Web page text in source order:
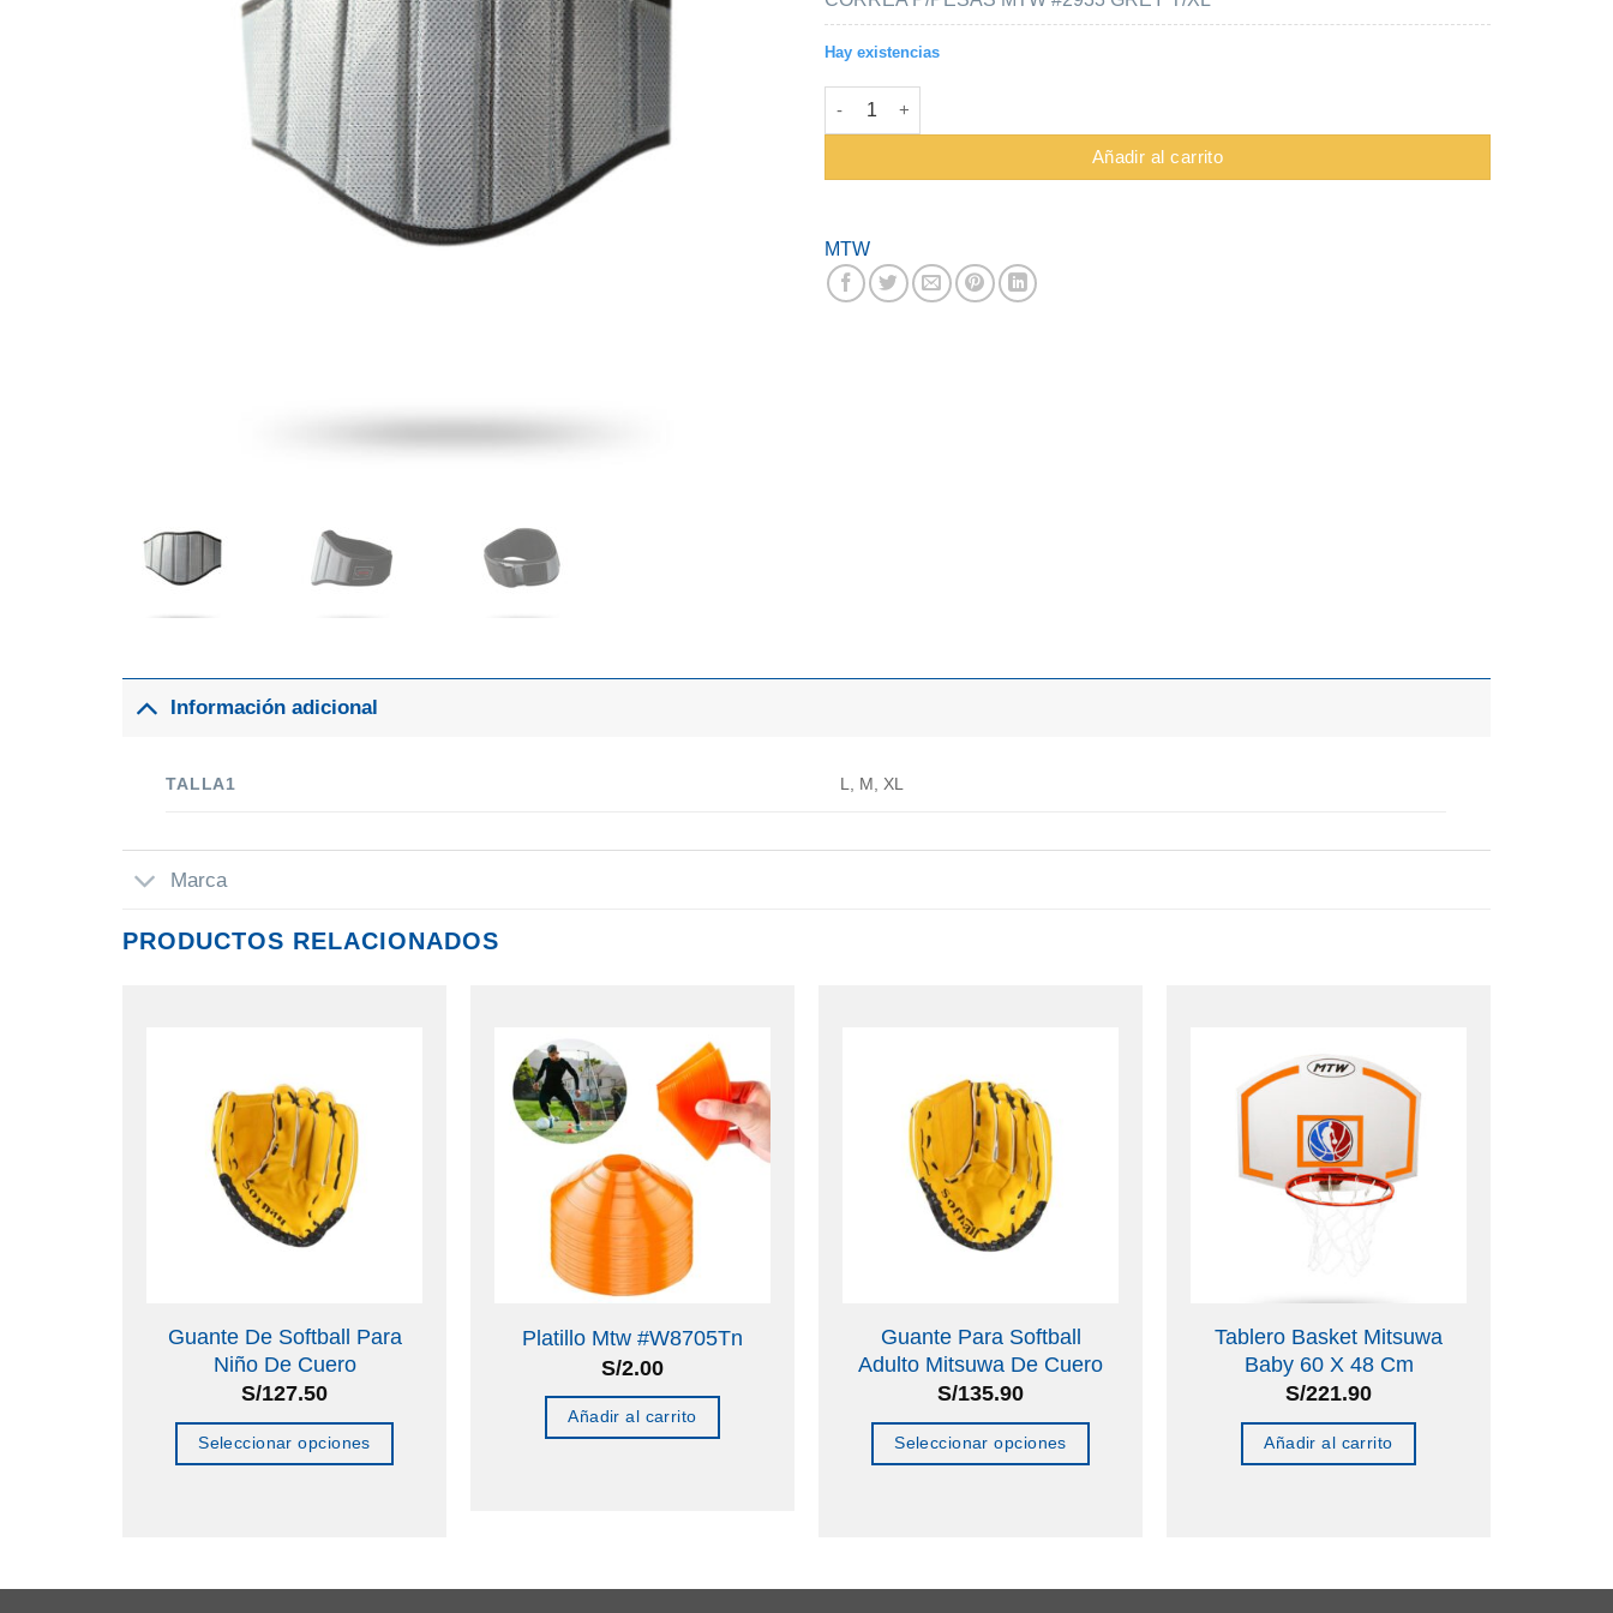
Hay existencias
Correa Para Pesas Mtw #2933 Gris cantidad
Añadir al carrito
MTW
Información adicional
TALLA1 L, M, XL
Marca
PRODUCTOS RELACIONADOS
Guante De Softball Para
Niño De Cuero
S/127.50
Seleccionar opciones
Platillo Mtw #W8705Tn
S/2.00
Añadir al carrito
Guante Para Softball
Adulto Mitsuwa De Cuero
S/135.90
Seleccionar opciones
Tablero Basket Mitsuwa
Baby 60 X 48 Cm
S/221.90
Añadir al carrito